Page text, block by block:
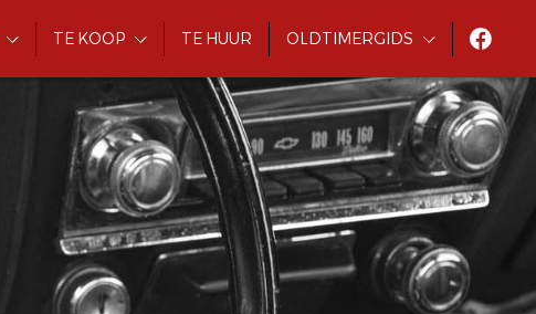
TE KOOP TE HUUR OLDTIMERGIDS